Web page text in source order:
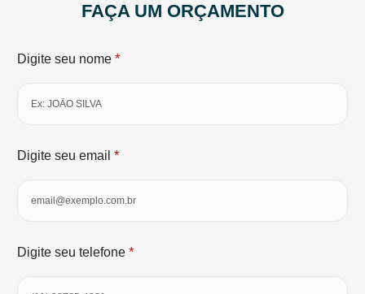
FAÇA UM ORÇAMENTO
Digite seu nome *
Digite seu email *
Digite seu telefone *